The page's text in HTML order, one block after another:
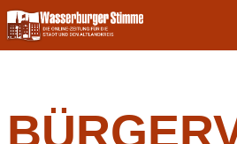
Skip
to
content